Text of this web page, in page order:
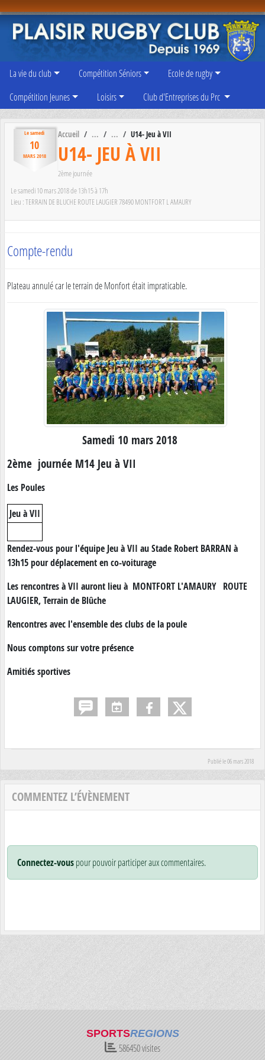
La vie du club Compétition Séniors
Ecole de rugby
Compétition Jeunes
Loisirs Club d'Entreprises du Prc
Lesamedi
10
MARS 2018
Accueil U14- Jeu à VII
U14- JEU À VII
2ème journée
Lesamedi10mars2018de 13h15 à 17h
Lieu :TERRAIN DE BLUCHE ROUTE LAUGIER78490MONTFORT L AMAURY
Compte-rendu
Plateau annulé car le terrain de Monfort était impraticable.
Samedi 10 mars 2018
2ème journée M14 Jeu à VII
Les Poules
Jeu à VII
Rendez-vous pour l'équipe Jeu à VII au Stade Robert BARRAN à
13h15 pour déplacement en co-voiturage
Les rencontres à VII auront lieu à MONTFORT L'AMAURY ROUTE
LAUGIER, Terrain de Blûche
Rencontres avec l'ensemble des clubs de la poule
Nous comptons sur votre présence
Amitiés sportives
Publié le06 mars 2018
COMMENTEZ L’ÉVÈNEMENT
Connectez-vouspour pouvoir participer aux commentaires.
SPORTSREGIONS
586450visites
Panneau de gestion des cookies